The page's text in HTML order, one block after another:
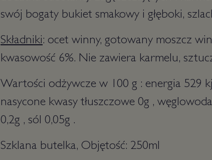
swój bogaty bukiet smakowy i głęboki,
Składniki: ocet winny, gotowany moszcz
kwasowość 6%. Nie zawiera karmelu,
Wartości odżywcze w 100 g : energia 529
nasycone kwasy tłuszczowe 0g ,
0,2g , sól 0,05g .
Szklana butelka, Objętość: 250ml